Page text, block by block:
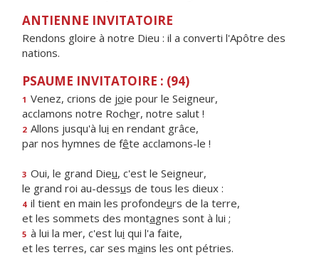
ANTIENNE INVITATOIRE
Rendons gloire à notre Dieu : il a converti l'Apôtre des
nations.
PSAUME INVITATOIRE : (94)
1 Venez, crions de joie pour le Seigneur,
acclamons notre Rocher, notre salut !
2 Allons jusqu'à lui en rendant grâce,
par nos hymnes de fête acclamons-le !
3 Oui, le grand Dieu, c'est le Seigneur,
le grand roi au-dessus de tous les dieux :
4 il tient en main les profondeurs de la terre,
et les sommets des montagnes sont à lui ;
5 à lui la mer, c'est lui qui l'a faite,
et les terres, car ses mains les ont pétries.